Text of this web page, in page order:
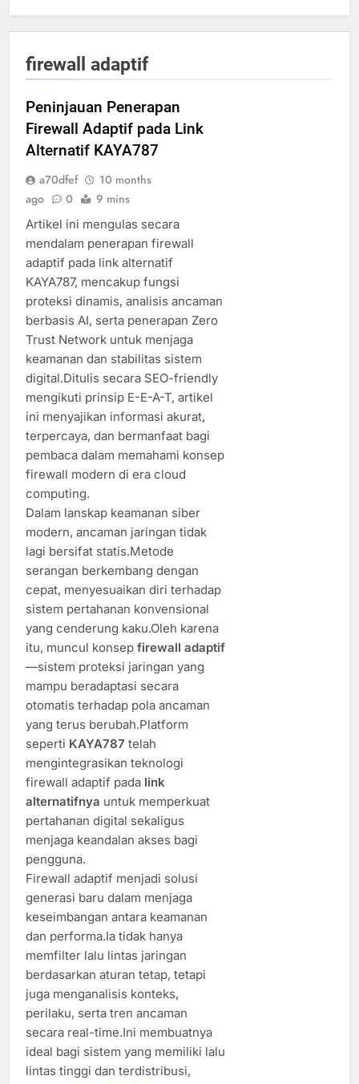
firewall adaptif
Peninjauan Penerapan
Firewall Adaptif pada Link
Alternatif KAYA787
a70dfef
10 months
ago
0 9 mins
Artikel ini mengulas secara
mendalam penerapan firewall
adaptif pada link alternatif
KAYA787, mencakup fungsi
proteksi dinamis, analisis ancaman
berbasis AI, serta penerapan Zero
Trust Network untuk menjaga
keamanan dan stabilitas sistem
digital.Ditulis secara SEO-friendly
mengikuti prinsip E-E-A-T, artikel
ini menyajikan informasi akurat,
terpercaya, dan bermanfaat bagi
pembaca dalam memahami konsep
firewall modern di era cloud
computing.
Dalam lanskap keamanan siber
modern, ancaman jaringan tidak
lagi bersifat statis.Metode
serangan berkembang dengan
cepat, menyesuaikan diri terhadap
sistem pertahanan konvensional
yang cenderung kaku.Oleh karena
itu, muncul konsep firewall adaptif
—sistem proteksi jaringan yang
mampu beradaptasi secara
otomatis terhadap pola ancaman
yang terus berubah.Platform
seperti KAYA787 telah
mengintegrasikan teknologi
firewall adaptif pada link
alternatifnya untuk memperkuat
pertahanan digital sekaligus
menjaga keandalan akses bagi
pengguna.
Firewall adaptif menjadi solusi
generasi baru dalam menjaga
keseimbangan antara keamanan
dan performa.Ia tidak hanya
memfilter lalu lintas jaringan
berdasarkan aturan tetap, tetapi
juga menganalisis konteks,
perilaku, serta tren ancaman
secara real-time.Ini membuatnya
ideal bagi sistem yang memiliki lalu
lintas tinggi dan terdistribusi,